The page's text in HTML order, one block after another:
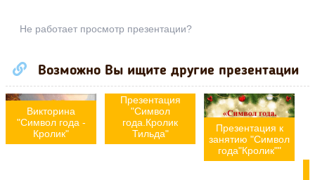
Не работает просмотр презентации?
Возможно Вы ищите другие презентации
Викторина
"Символ года -
Кролик"
Презентация
"Символ
года.Кролик
Тильда"
Презентация к
занятию "Символ
года"Кролик""